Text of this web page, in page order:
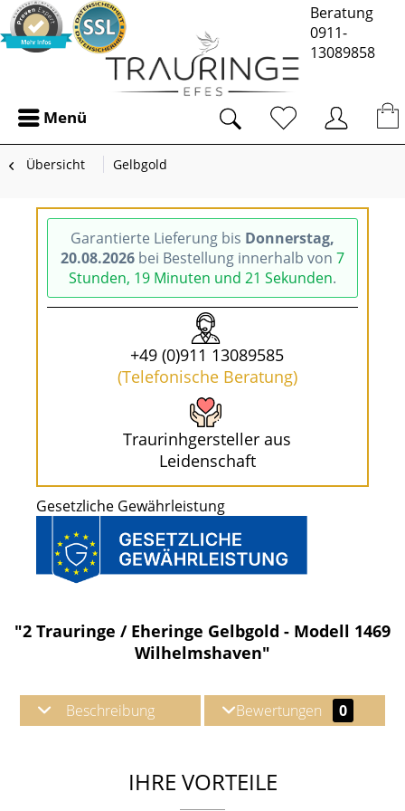
Beratung
0911-
13089858
Menü
Übersicht Gelbgold
Garantierte Lieferung bis Donnerstag,
20.08.2026 bei Bestellung innerhalb von 7
Stunden, 19 Minuten und 21 Sekunden.
+49 (0)911 13089585
(Telefonische Beratung)
Traurinhgersteller aus
Leidenschaft
Gesetzliche Gewährleistung
"2 Trauringe / Eheringe Gelbgold - Modell 1469
Wilhelmshaven"
Beschreibung Bewertungen 0
IHRE VORTEILE